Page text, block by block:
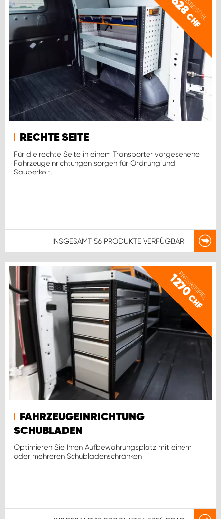
628
CHF
RECHTE SEITE
Für die rechte Seite in einem Transporter vorgesehene
Fahrzeugeinrichtungen sorgen für Ordnung und
Sauberkeit.
INSGESAMT 56 PRODUKTE VERFÜGBAR
PREISBEISPIEL
1270
CHF
FAHRZEUGEINRICHTUNG
SCHUBLADEN
Optimieren Sie Ihren Aufbewahrungsplatz mit einem
oder mehreren Schubladenschränken